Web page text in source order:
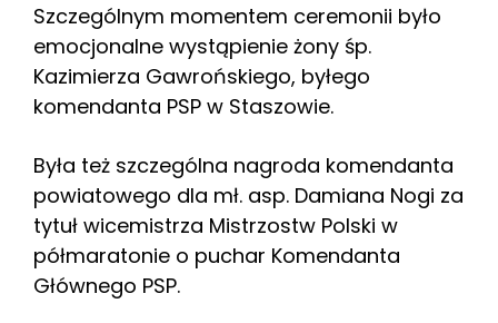
Szczególnym momentem ceremonii było
emocjonalne wystąpienie żony śp.
Kazimierza Gawrońskiego, byłego
komendanta PSP w Staszowie.
Była też szczególna nagroda komendanta
powiatowego dla mł. asp. Damiana Nogi za
tytuł wicemistrza Mistrzostw Polski w
półmaratonie o puchar Komendanta
Głównego PSP.